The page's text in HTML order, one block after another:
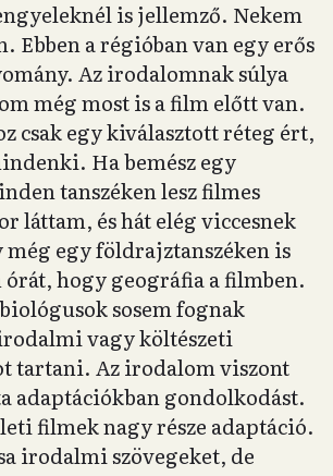
is jellemző. Nekem
Ebben a régióban van egy erős
Az irodalomnak súlya
még most is a film előtt van.
csak egy kiválasztott réteg ért,
Ha bemész egy
tanszéken lesz filmes
láttam, és hát elég viccesnek
egy földrajztanszéken is
hogy geográfia a filmben.
sosem fognak
vagy költészeti
tartani. Az irodalom viszont
adaptációkban gondolkodást.
filmek nagy része adaptáció.
irodalmi szövegeket, de